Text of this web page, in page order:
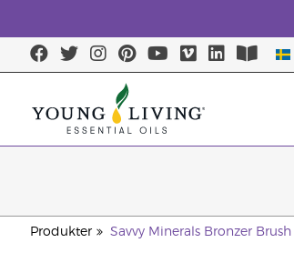
Produkter Savvy Minerals Bronzer Brush